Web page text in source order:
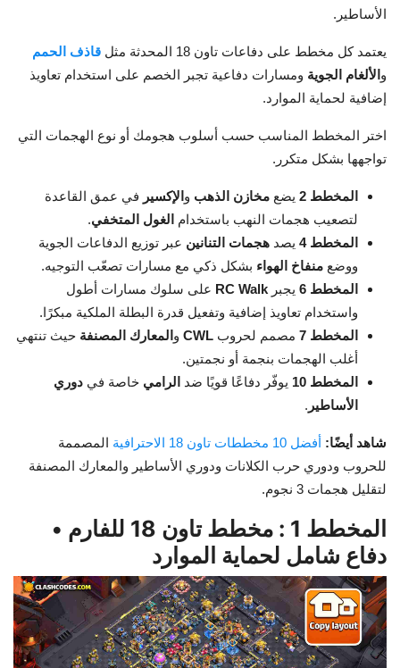
الأساطير.
يعتمد كل مخطط على دفاعات تاون 18 المحدثة مثل
قاذف الحمم
و الألغام الجوية ومسارات دفاعية تجبر الخصم على استخدام تعاويذ
إضافية لحماية الموارد.
اختر المخطط المناسب حسب أسلوب هجومك أو نوع الهجمات التي
تواجهها بشكل متكرر.
المخطط 2 يضع مخازن الذهب و الإكسير في عمق القاعدة
لتصعيب هجمات النهب باستخدام الغول المتخفي.
المخطط 4
يصد هجمات التنانين عبر توزيع الدفاعات الجوية
ووضع منفاخ الهواء بشكل ذكي مع مسارات تصعّب التوجيه.
المخطط 6
يجبر RC Walk على سلوك مسارات أطول
واستخدام تعاويذ إضافية وتفعيل قدرة البطلة الملكية مبكرًا.
المخطط 7
مصمم لحروب CWL و المعارك المصنفة حيث تنتهي
أغلب الهجمات بنجمة أو نجمتين.
المخطط 10
يوفّر دفاعًا قويًا ضد الرامي خاصة في دوري
الأساطير .
شاهد أيضًا: أفضل 10 مخططات تاون 18 الاحترافية
المصممة
للحروب ودوري حرب الكلانات ودوري الأساطير والمعارك المصنفة
لتقليل هجمات 3 نجوم.
المخطط 1 : مخطط تاون 18 للفارم •
دفاع شامل لحماية الموارد